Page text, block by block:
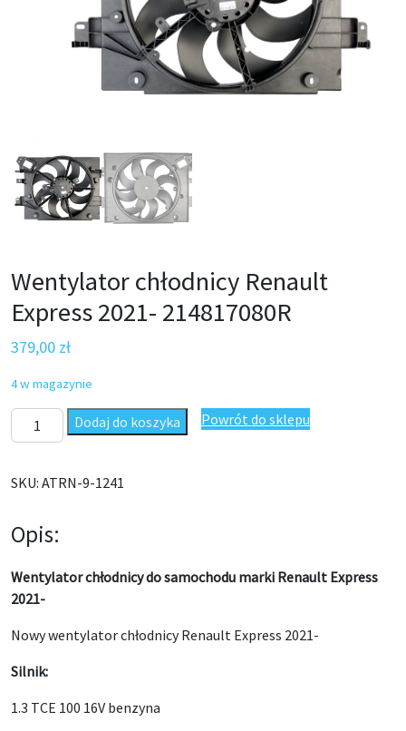
Wentylator chłodnicy Renault
Express 2021- 214817080R
379,00 zł
4 w magazynie
ilość Wentylator chłodnicy Renault Express 2021- 214817080R
Dodaj do koszyka Powrót do sklepu
SKU: ATRN-9-1241
Opis:
Wentylator chłodnicy do samochodu marki Renault Express
2021-
Nowy wentylator chłodnicy Renault Express 2021-
Silnik:
1.3 TCE 100 16V benzyna